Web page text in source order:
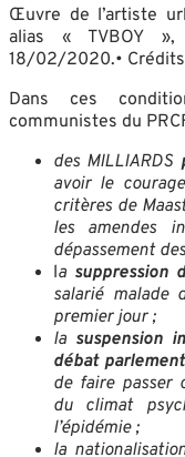
Œuvre de l’artiste
alias « TVBOY
18/02/2020.•
Dans ces
communistes du
des MILLIARDS
avoir le
critères de
les amendes
dépassement
la suppression
salarié
premier jour ;
la suspension
débat
de faire passer
du climat
l’épidémie ;
la